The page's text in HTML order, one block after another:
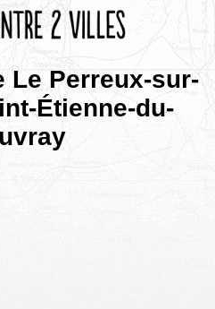
Le Perreux-sur-
Étienne-du-